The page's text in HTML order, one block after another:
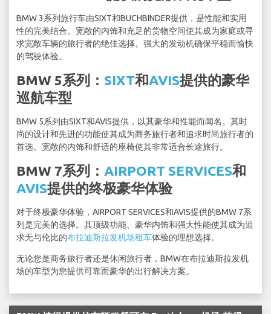
BMW 3系列旅行车由SIXT和BUCHBINDER提供，是性能和实用
性的完美结合。宽敞的内饰和充足的货物空间使其成为家庭或寻
求宽敞车辆的旅行者的绝佳选择。强大的发动机确保平稳而愉快
的驾驶体验。
BMW 5系列： SIXT和AVIS提供的豪华
巡航车型
BMW 5系列由SIXT和AVIS提供，以其豪华和性能而闻名。其时
尚的设计和先进的功能使其成为商务旅行者和追求时尚旅行者的
首选。宽敞的内饰和舒适的座椅使其非常适合长途旅行。
BMW 7系列： AIRPORT SERVICES和
AVIS提供的终极豪华体验
对于终极豪华体验，AIRPORT SERVICES和AVIS提供的BMW 7系
列是完美的选择。其顶级功能、豪华内饰和强大性能使其成为追
求无与伦比的布拉迪斯拉发机场租车体验的理想选择。
无论您是商务旅行者还是休闲旅行者，BMW在布拉迪斯拉发机
场的车型为您提供可靠而豪华的出行解决方案。